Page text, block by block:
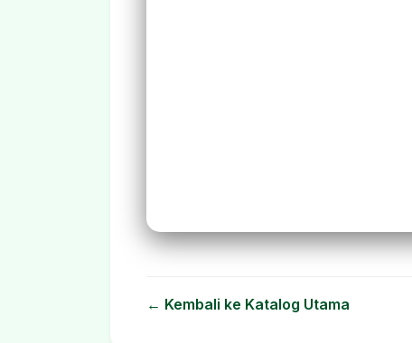
← Kembali ke Katalog Utama